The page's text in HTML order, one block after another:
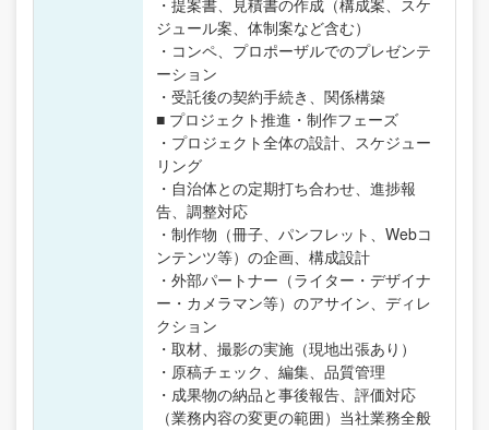
・提案書、見積書の作成（構成案、スケ
ジュール案、体制案など含む）
・コンペ、プロポーザルでのプレゼンテ
ーション
・受託後の契約手続き、関係構築
■ プロジェクト推進・制作フェーズ
・プロジェクト全体の設計、スケジュー
リング
・自治体との定期打ち合わせ、進捗報
告、調整対応
・制作物（冊子、パンフレット、Webコ
ンテンツ等）の企画、構成設計
・外部パートナー（ライター・デザイナ
ー・カメラマン等）のアサイン、ディレ
クション
・取材、撮影の実施（現地出張あり）
・原稿チェック、編集、品質管理
・成果物の納品と事後報告、評価対応
（業務内容の変更の範囲）当社業務全般